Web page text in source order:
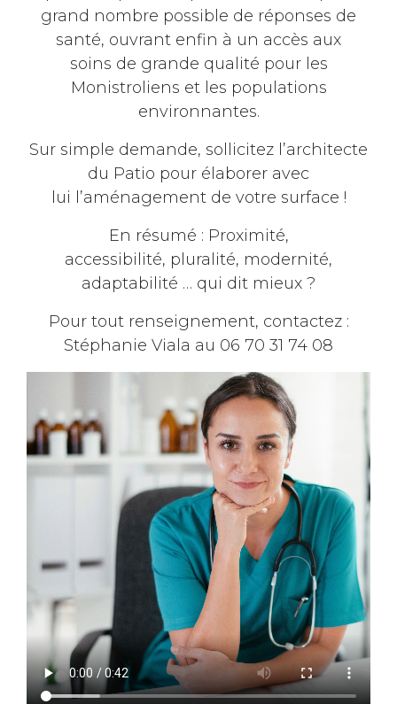
grand nombre possible de réponses de
santé, ouvrant enfin à un accès aux
soins de grande qualité pour les
Monistroliens et les populations
environnantes.
Sur simple demande, sollicitez l’architecte
du Patio pour élaborer avec
lui l’aménagement de votre surface !
En résumé : Proximité,
accessibilité, pluralité, modernité,
adaptabilité … qui dit mieux ?
Pour tout renseignement, contactez :
Stéphanie Viala au 06 70 31 74 08